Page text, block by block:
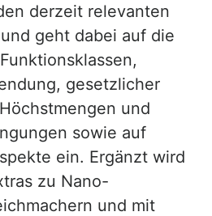
derzeit relevanten
geht dabei auf die
gesetzlicher
und
sowie auf
ein. Ergänzt wird
zu Nano-
und mit